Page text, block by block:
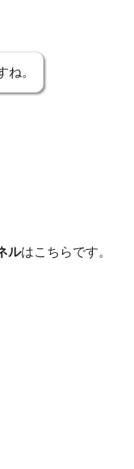
ね。
ルはこちらです。